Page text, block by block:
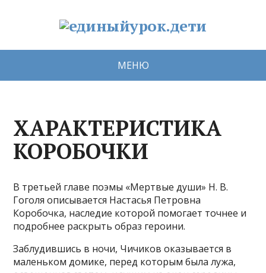
МЕНЮ
ХАРАКТЕРИСТИКА
КОРОБОЧКИ
В третьей главе поэмы «Мертвые души» Н. В.
Гоголя описывается Настасья Петровна
Коробочка, наследие которой помогает точнее и
подробнее раскрыть образ героини.
Заблудившись в ночи, Чичиков оказывается в
маленьком домике, перед которым была лужа,